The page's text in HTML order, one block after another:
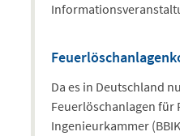
Da es in Deutschland
Feuerlöschanlagen für
Ingenieurkammer